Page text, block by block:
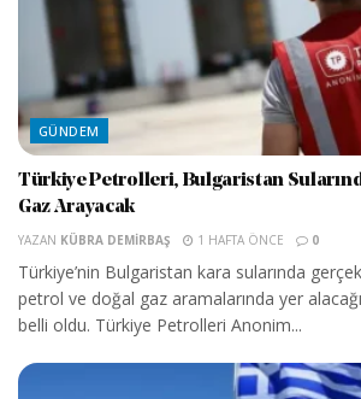
GÜNDEM
Türkiye Petrolleri, Bulgaristan
Gaz Arayacak
YAZAN KÜBRA DEMIRBAŞ 1 HAFTA ÖNCE 0
Türkiye’nin Bulgaristan kara sularında
petrol ve doğal gaz aramalarında yer alacağı
belli oldu. Türkiye Petrolleri Anonim...